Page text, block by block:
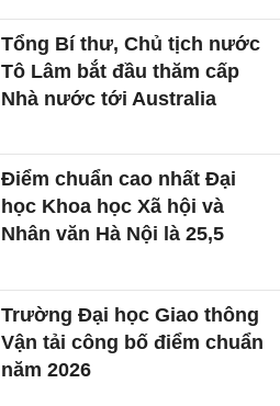
Tổng Bí thư, Chủ tịch nước
Tô Lâm bắt đầu thăm cấp
Nhà nước tới Australia
Điểm chuẩn cao nhất Đại
học Khoa học Xã hội và
Nhân văn Hà Nội là 25,5
Trường Đại học Giao thông
Vận tải công bố điểm chuẩn
năm 2026